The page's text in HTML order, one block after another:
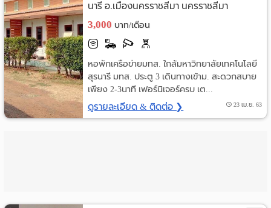
นารี อ.เมืองนครราชสีมา นครราชสีมา
3,000 บาท/เดือน
หอพักเครือข่ายมทส. ใกล้มหาวิทยาลัยเทคโนโลยี
สุรนารี มทส. ประตู 3 เดินทางเข้าม. สะดวกสบาย
เพียง 2-3นาที เฟอร์นิเจอร์ครบ เต...
ดูรายละเอียด & ติดต่อ ❯ 23 เม.ย. 63